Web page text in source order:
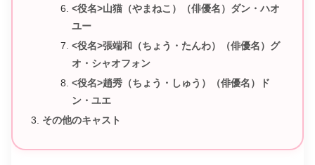
<役名>山猫（やまねこ）（俳優名）ダン・ハオ
ユー
<役名>張端和（ちょう・たんわ）（俳優名）グ
オ・シャオフォン
<役名>趙秀（ちょう・しゅう）（俳優名）ド
ン・ユエ
その他のキャスト